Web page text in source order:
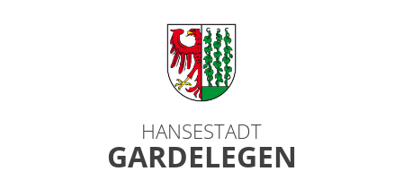
HANSESTADT
GARDELEGEN